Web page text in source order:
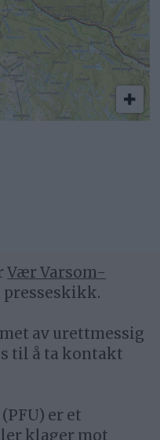
Vær Varsom-
presseskikk.
av urettmessig
til å ta kontakt
er et
klager mot